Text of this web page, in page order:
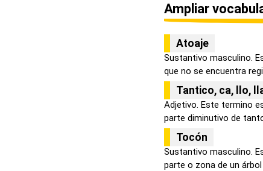
Ampliar
Atoaje
Sustantivo masculino.
que no se encuentra
Tantico, ca, llo,
Adjetivo. Este termino
parte diminutivo de
Tocón
Sustantivo masculino.
parte o zona de un árbol